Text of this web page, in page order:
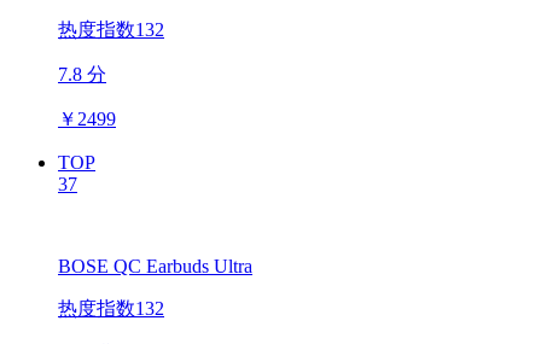
热度指数132
7.8 分
￥ 2499
TOP
37
BOSE QC Earbuds Ultra
热度指数132